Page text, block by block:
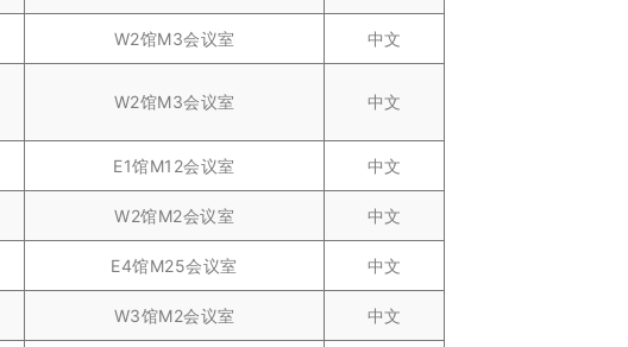
W2馆M3会议室 中文
W2馆M3会议室 中文
E1馆M12会议室 中文
W2馆M2会议室 中文
E4馆M25会议室 中文
W3馆M2会议室 中文